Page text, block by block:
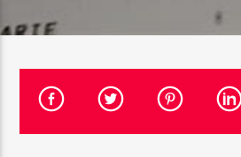
Titre
Artiste